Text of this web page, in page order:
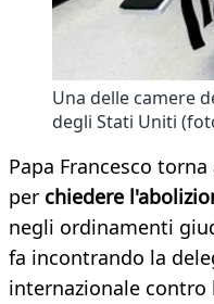
Una delle camere
degli Stati Uniti
Papa Francesco
per chiedere
negli ordinamenti
fa incontrando la
internazionale